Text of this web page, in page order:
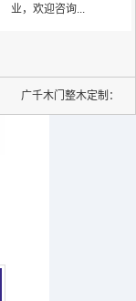
业，欢迎咨询...
广千木门整木定制：